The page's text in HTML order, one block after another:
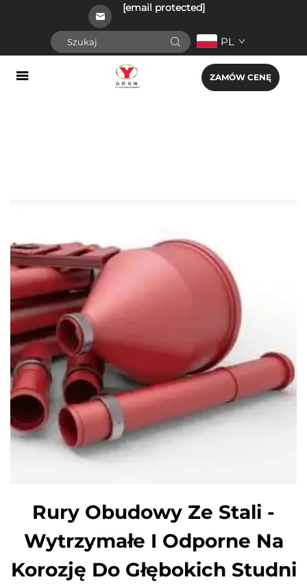
[email protected]
PL
ZAMÓW CENĘ
Rury Obudowy Ze Stali -
Wytrzymałe I Odporne Na
Korozję Do Głębokich Studni